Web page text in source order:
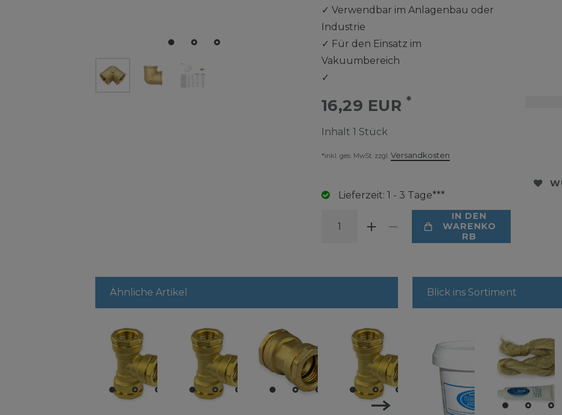
✓ Verwendbar im Anlagenbau oder
Industrie
✓ Für den Einsatz im
Vakuumbereich
✓
16,29 EUR *
Inhalt 1 Stück
*inkl. ges. MwSt. zzgl. Versandkosten
Lieferzeit: 1 - 3 Tage***
IN DEN
WARENKO
RB
Ähnliche Artikel Blick ins Sortiment